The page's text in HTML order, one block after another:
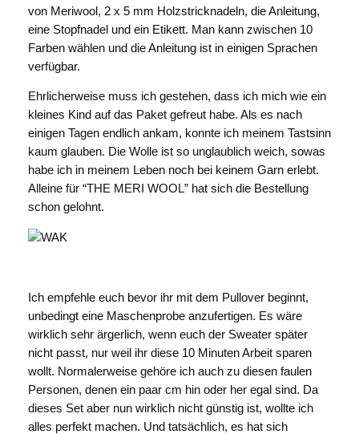
von Meriwool, 2 x 5 mm Holzstricknadeln, die Anleitung,
eine Stopfnadel und ein Etikett. Man kann zwischen 10
Farben wählen und die Anleitung ist in einigen Sprachen
verfügbar.
Ehrlicherweise muss ich gestehen, dass ich mich wie ein
kleines Kind auf das Paket gefreut habe. Als es nach
einigen Tagen endlich ankam, konnte ich meinem Tastsinn
kaum glauben. Die Wolle ist so unglaublich weich, sowas
habe ich in meinem Leben noch bei keinem Garn erlebt.
Alleine für “THE MERI WOOL” hat sich die Bestellung
schon gelohnt.
Ich empfehle euch bevor ihr mit dem Pullover beginnt,
unbedingt eine Maschenprobe anzufertigen. Es wäre
wirklich sehr ärgerlich, wenn euch der Sweater später
nicht passt, nur weil ihr diese 10 Minuten Arbeit sparen
wollt. Normalerweise gehöre ich auch zu diesen faulen
Personen, denen ein paar cm hin oder her egal sind. Da
dieses Set aber nun wirklich nicht günstig ist, wollte ich
alles perfekt machen. Und tatsächlich, es hat sich